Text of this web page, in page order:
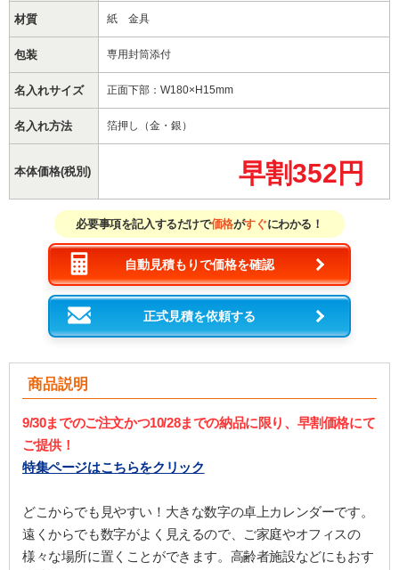
材質 紙 金具
包装 専用封筒添付
名入れサイズ 正面下部：W180×H15mm
名入れ方法 箔押し（金・銀）
本体価格(税別) 早割352円
必要事項を記入するだけで価格がすぐにわかる！
自動見積もりで価格を確認
正式見積を依頼する
商品説明
9/30までのご注文かつ10/28までの納品に限り、早割価格にて
ご提供！
特集ページはこちらをクリック
どこからでも見やすい！大きな数字の卓上カレンダーです。
遠くからでも数字がよく見えるので、ご家庭やオフィスの
様々な場所に置くことができます。高齢者施設などにもおす